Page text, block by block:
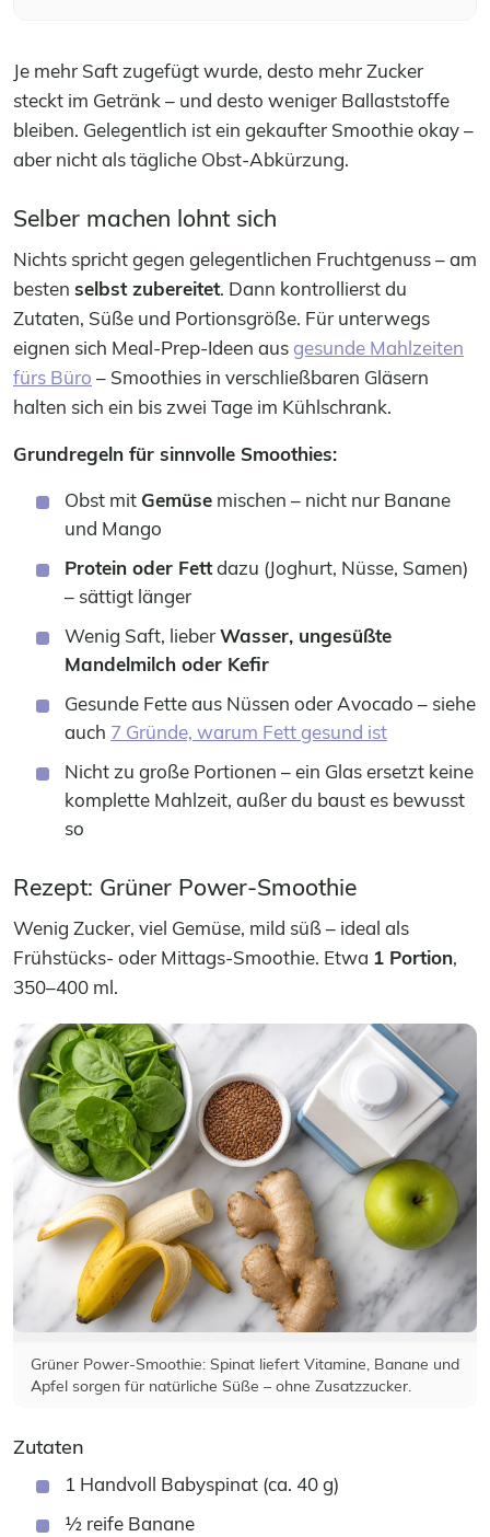
Je mehr Saft zugefügt wurde, desto mehr Zucker
steckt im Getränk – und desto weniger Ballaststoffe
bleiben. Gelegentlich ist ein gekaufter Smoothie okay –
aber nicht als tägliche Obst-Abkürzung.
Selber machen lohnt sich
Nichts spricht gegen gelegentlichen Fruchtgenuss – am
besten selbst zubereitet. Dann kontrollierst du
Zutaten, Süße und Portionsgröße. Für unterwegs
eignen sich Meal-Prep-Ideen aus gesunde Mahlzeiten
fürs Büro – Smoothies in verschließbaren Gläsern
halten sich ein bis zwei Tage im Kühlschrank.
Grundregeln für sinnvolle Smoothies:
Obst mit Gemüse mischen – nicht nur Banane
und Mango
Protein oder Fettdazu (Joghurt, Nüsse, Samen)
– sättigt länger
Wenig Saft, lieberWasser, ungesüßte
Mandelmilch oder Kefir
Gesunde Fette aus Nüssen oder Avocado – siehe
auch 7 Gründe, warum Fett gesund ist
Nicht zu große Portionen – ein Glas ersetzt keine
komplette Mahlzeit, außer du baust es bewusst
so
Rezept: Grüner Power-Smoothie
Wenig Zucker, viel Gemüse, mild süß – ideal als
Frühstücks- oder Mittags-Smoothie. Etwa 1 Portion,
350–400 ml.
Grüner Power-Smoothie: Spinat liefert Vitamine, Banane und
Apfel sorgen für natürliche Süße – ohne Zusatzzucker.
Zutaten
1 Handvoll Babyspinat (ca. 40 g)
½ reife Banane